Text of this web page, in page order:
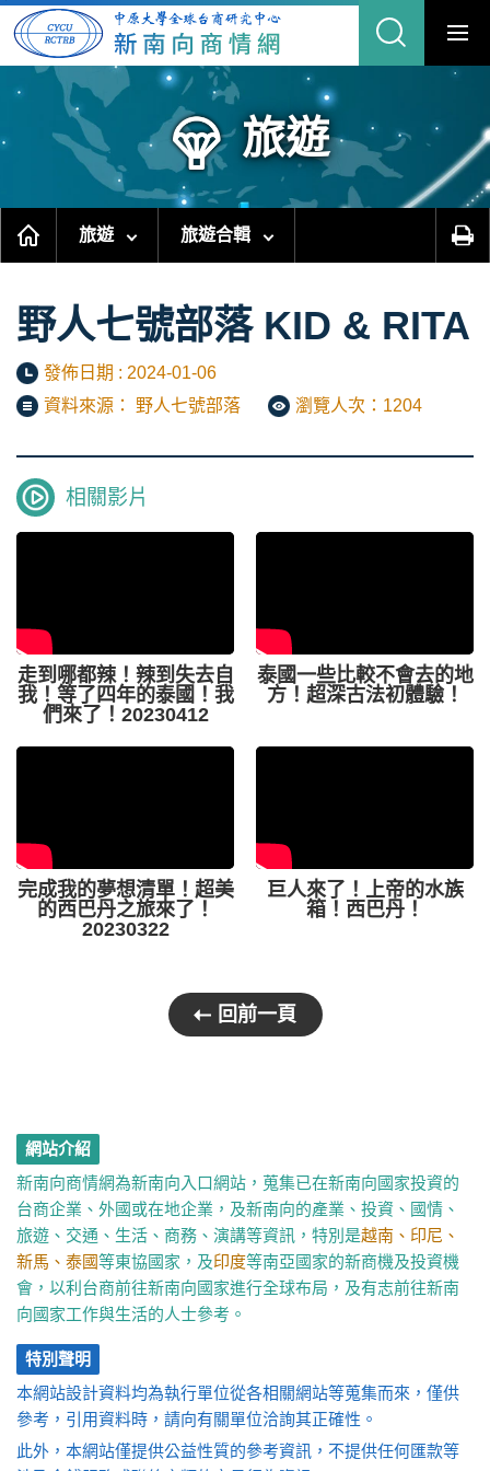
跳
主
要
旅遊
旅遊 旅遊合輯
野人七號部落 KID & RITA
發佈日期 : 2024-01-06
資料來源： 野人七號部落
瀏覽人次：1204
相關影片
走到哪都辣！辣到失去自
我！等了四年的泰國！我
們來了！20230412
泰國一些比較不會去的地
方！超深古法初體驗！
完成我的夢想清單！超美
的西巴丹之旅來了！
20230322
巨人來了！上帝的水族
箱！西巴丹！
回前一頁
網站介紹
新南向商情網為新南向入口網站，蒐集已在新南向國家投資的
台商企業、外國或在地企業，及新南向的產業、投資、國情、
旅遊、交通、生活、商務、演講等資訊，特別是越南、印尼、
新馬、泰國等東協國家，及印度等南亞國家的新商機及投資機
會，以利台商前往新南向國家進行全球布局，及有志前往新南
向國家工作與生活的人士參考。
特別聲明
本網站設計資料均為執行單位從各相關網站等蒐集而來，僅供
參考，引用資料時，請向有關單位洽詢其正確性。
此外，本網站僅提供公益性質的參考資訊，不提供任何匯款等